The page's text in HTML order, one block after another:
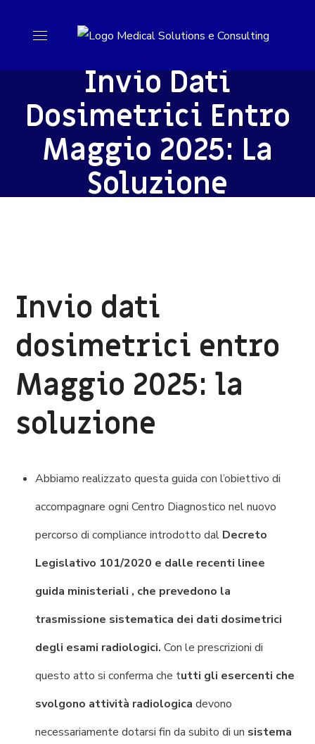
Invio Dati
Dosimetrici Entro
Maggio 2025: La
Soluzione
Invio dati
dosimetrici entro
Maggio 2025: la
soluzione
Abbiamo realizzato questa guida con l’obiettivo di
accompagnare ogni Centro Diagnostico nel nuovo
percorso di compliance introdotto dalDecreto
Legislativo 101/2020 e dalle recenti linee
guida ministeriali , che prevedono la
trasmissione sistematica dei dati dosimetrici
degli esami radiologici. Con le prescrizioni di
questo atto si conferma che tutti gli esercenti che
svolgono attività radiologica devono
necessariamente dotarsi fin da subito di un sistema